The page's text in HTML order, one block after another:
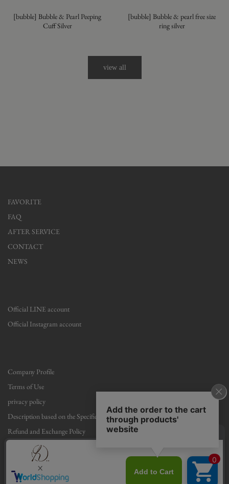
[bubble] Bubble & Pearl Peeping
Cuff Silver
[bubble] Bubble & pearl free size
ring silver
view all
FAVORITE
FAQ
AFTER SERVICE
CONTACT
NEWS
Official LINE account
Official Instagram account
Company Profile
Terms of Use
privacy policy
Description based on the Specified Commercial Transactions Act
Refund and Exchange Policy